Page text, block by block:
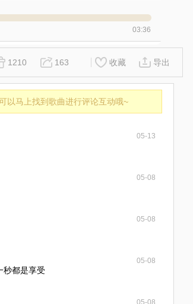
03:36
1210 163 收藏 导出
可以马上找到歌曲进行评论互动哦~
05-13
05-08
05-08
05-08
秒都是享受
05-08